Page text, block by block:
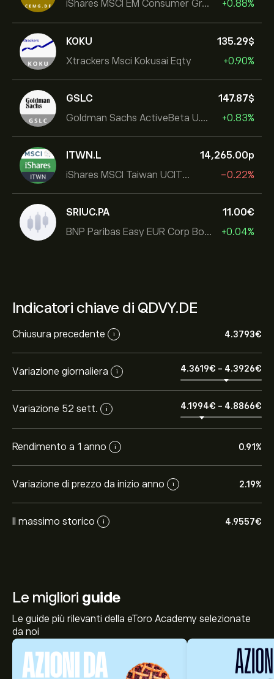
iShares MSCI EM Consumer Growth UCITS ETF
+0.88%
KOKU
Xtrackers Msci Kokusai Eqty
135.29‎$‎
+0.90%
GSLC
Goldman Sachs ActiveBeta U.S. Large Cap Equity ETF
147.87‎$‎
+0.83%
ITWN.L
iShares MSCI Taiwan UCITS ETF
14,265.00‎p‎
-0.22%
SRIUC.PA
BNP Paribas Easy EUR Corp Bond SRI Fossil Free Ult
11.00‎€‎
+0.04%
Indicatori chiave di QDVY.DE
Chiusura precedente i 4.3793‎€‎
Variazione giornaliera i 4.3619‎€‎ - 4.3926‎€‎
Variazione 52 sett. i 4.1994‎€‎ - 4.8866‎€‎
Rendimento a 1 anno i 0.91%
Variazione di prezzo da inizio anno i 2.19%
Il massimo storico i 4.9557‎€‎
Le migliori guide
Le guide più rilevanti della eToro Academy selezionate
da noi